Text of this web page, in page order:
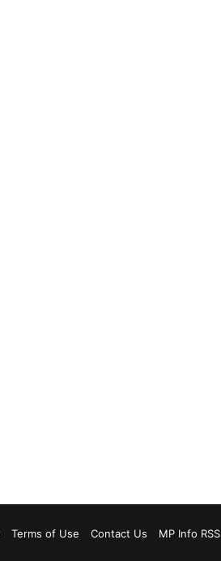
Terms of Use Contact Us MP Info RSS